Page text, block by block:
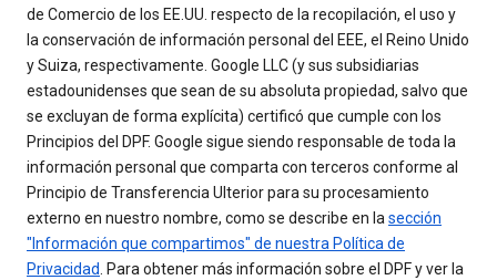
de Comercio de los EE.UU. respecto de la recopilación, el uso y
la conservación de información personal del EEE, el Reino Unido
y Suiza, respectivamente. Google LLC (y sus subsidiarias
estadounidenses que sean de su absoluta propiedad, salvo que
se excluyan de forma explícita) certificó que cumple con los
Principios del DPF. Google sigue siendo responsable de toda la
información personal que comparta con terceros conforme al
Principio de Transferencia Ulterior para su procesamiento
externo en nuestro nombre, como se describe en lasección
"Información que compartimos" de nuestra Política de
Privacidad. Para obtener más información sobre el DPF y ver la